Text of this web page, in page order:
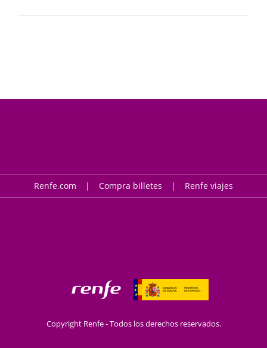
Renfe.com Compra billetes Renfe viajes
Copyright Renfe - Todos los derechos reservados.